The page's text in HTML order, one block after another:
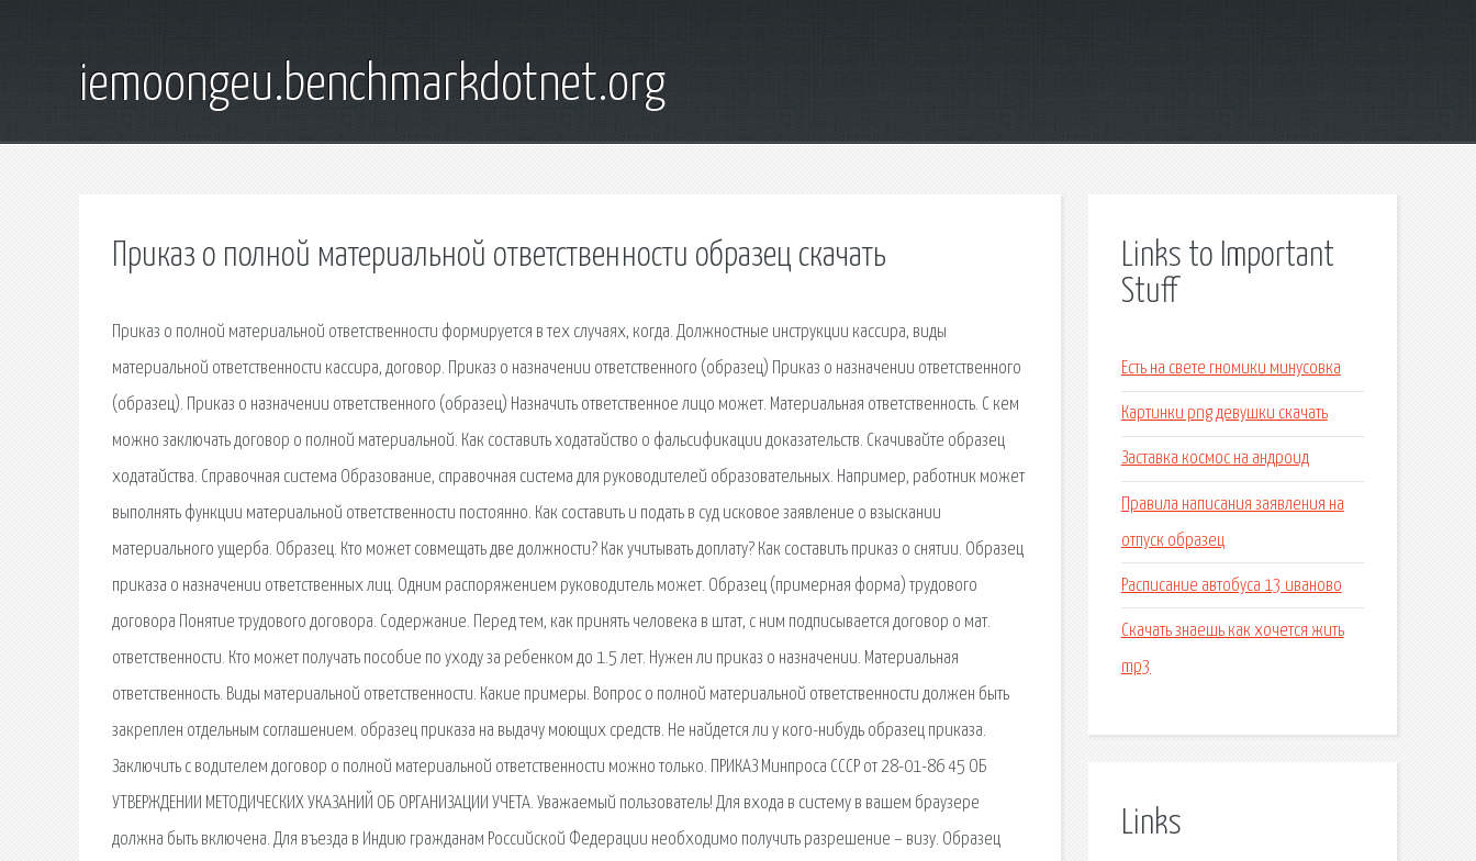
iemoongeu.benchmarkdotnet.org
Приказ о полной материальной ответственности образец скачать
Приказ о полной материальной ответственности формируется в тех случаях, когда. Должностные инструкции кассира, виды
материальной ответственности кассира, договор. Приказ о назначении ответственного (образец) Приказ о назначении ответственного
(образец). Приказ о назначении ответственного (образец) Назначить ответственное лицо может. Материальная ответственность. С кем
можно заключать договор о полной материальной. Как составить ходатайство о фальсификации доказательств. Скачивайте образец
ходатайства. Справочная система Образование, справочная система для руководителей образовательных. Например, работник может
выполнять функции материальной ответственности постоянно. Как составить и подать в суд исковое заявление о взыскании
материального ущерба. Образец. Кто может совмещать две должности? Как учитывать доплату? Как составить приказ о снятии. Образец
приказа о назначении ответственных лиц. Одним распоряжением руководитель может. Образец (примерная форма) трудового
договора Понятие трудового договора. Содержание. Перед тем, как принять человека в штат, с ним подписывается договор о мат.
ответственности. Кто может получать пособие по уходу за ребенком до 1.5 лет. Нужен ли приказ о назначении. Материальная
ответственность. Виды материальной ответственности. Какие примеры. Вопрос о полной материальной ответственности должен быть
закреплен отдельным соглашением. образец приказа на выдачу моющих средств. Не найдется ли у кого-нибудь образец приказа.
Заключить с водителем договор о полной материальной ответственности можно только. ПРИКАЗ Минпроса СССР от 28-01-86 45 ОБ
УТВЕРЖДЕНИИ МЕТОДИЧЕСКИХ УКАЗАНИЙ ОБ ОРГАНИЗАЦИИ УЧЕТА. Уважаемый пользователь! Для входа в систему в вашем браузере
должна быть включена. Для въезда в Индию гражданам Российской Федерации необходимо получить разрешение – визу. Образец
Links to Important
Stuff
Есть на свете гномики минусовка
Картинки png девушки скачать
Заставка космос на андроид
Правила написания заявления на
отпуск образец
Расписание автобуса 13 иваново
Скачать знаешь как хочется жить
mp3
Links